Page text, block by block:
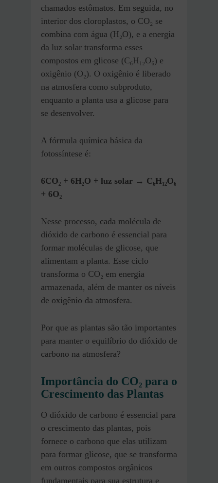
chamados estômatos. Em seguida, no
interior dos cloroplastos, o CO₂ se
combina com água (H₂O), e a energia
da luz solar transforma esses
compostos em glicose (C₆H₁₂O₆) e
oxigênio (O₂). O oxigênio é liberado
na atmosfera como subproduto,
enquanto a planta usa a glicose para
se desenvolver.
A fórmula química básica da
fotossíntese é:
6CO₂ + 6H₂O + luz solar → C₆H₁₂O₆
+ 6O₂
Nesse processo, cada molécula de
dióxido de carbono é essencial para
formar moléculas de glicose, que
alimentam a planta. Esse ciclo
transforma o CO₂ em energia
armazenada, além de manter os níveis
de oxigênio da atmosfera.
Por que as plantas são tão importantes
para manter o equilíbrio do dióxido de
carbono na atmosfera?
Importância do CO₂ para o
Crescimento das Plantas
O dióxido de carbono é essencial para
o crescimento das plantas, pois
fornece o carbono que elas utilizam
para formar glicose, que se transforma
em outros compostos orgânicos
fundamentais para sua estrutura e